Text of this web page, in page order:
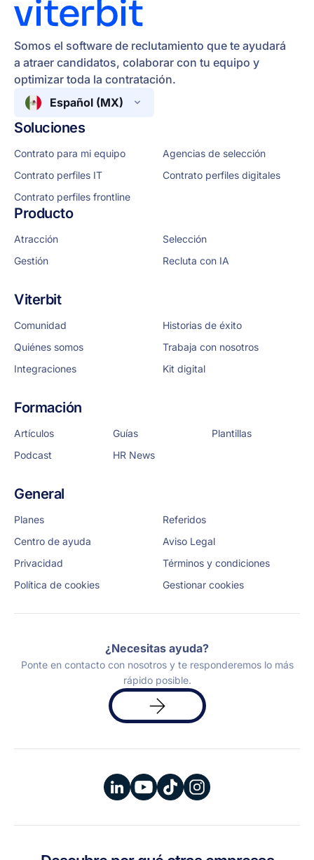
Somos el software de reclutamiento que te ayudará
a atraer candidatos, colaborar con tu equipo y
optimizar toda la contratación.
Español (MX)
Soluciones
Contrato para mi equipo
Agencias de selección
Contrato perfiles IT
Contrato perfiles digitales
Contrato perfiles frontline
Producto
Atracción
Selección
Gestión
Recluta con IA
Viterbit
Comunidad
Historias de éxito
Quiénes somos
Trabaja con nosotros
Integraciones
Kit digital
Formación
Artículos Guías
Plantillas
Podcast
HR News
General
Planes
Referidos
Centro de ayuda
Aviso Legal
Privacidad
Términos y condiciones
Política de cookies
Gestionar cookies
¿Necesitas ayuda?
Ponte en contacto con nosotros y te responderemos lo más
rápido posible.
Solicita
una
demo